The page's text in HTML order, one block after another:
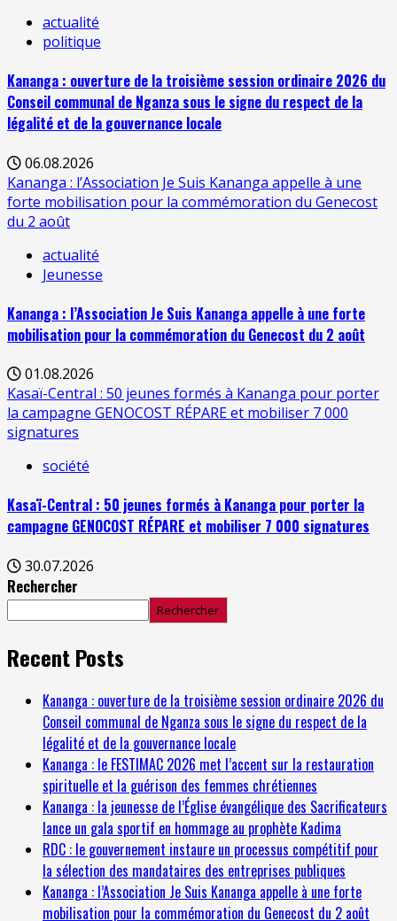
actualité
politique
Kananga : ouverture de la troisième session ordinaire 2026 du
Conseil communal de Nganza sous le signe du respect de la
légalité et de la gouvernance locale
06.08.2026
Kananga : l’Association Je Suis Kananga appelle à une
forte mobilisation pour la commémoration du Genecost
du 2 août
actualité
Jeunesse
Kananga : l’Association Je Suis Kananga appelle à une forte
mobilisation pour la commémoration du Genecost du 2 août
01.08.2026
Kasaï-Central : 50 jeunes formés à Kananga pour porter
la campagne GENOCOST RÉPARE et mobiliser 7 000
signatures
société
Kasaï-Central : 50 jeunes formés à Kananga pour porter la
campagne GENOCOST RÉPARE et mobiliser 7 000 signatures
30.07.2026
Rechercher
Rechercher
Recent Posts
Kananga : ouverture de la troisième session ordinaire 2026 du
Conseil communal de Nganza sous le signe du respect de la
légalité et de la gouvernance locale
Kananga : le FESTIMAC 2026 met l’accent sur la restauration
spirituelle et la guérison des femmes chrétiennes
Kananga : la jeunesse de l’Église évangélique des Sacrificateurs
lance un gala sportif en hommage au prophète Kadima
RDC : le gouvernement instaure un processus compétitif pour
la sélection des mandataires des entreprises publiques
Kananga : l’Association Je Suis Kananga appelle à une forte
mobilisation pour la commémoration du Genecost du 2 août